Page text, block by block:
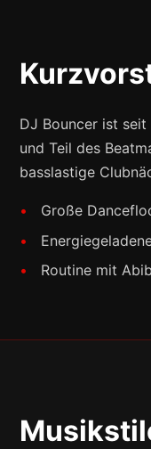
DJ Bouncer ist
und Teil des
basslastige
Große
Routine mit